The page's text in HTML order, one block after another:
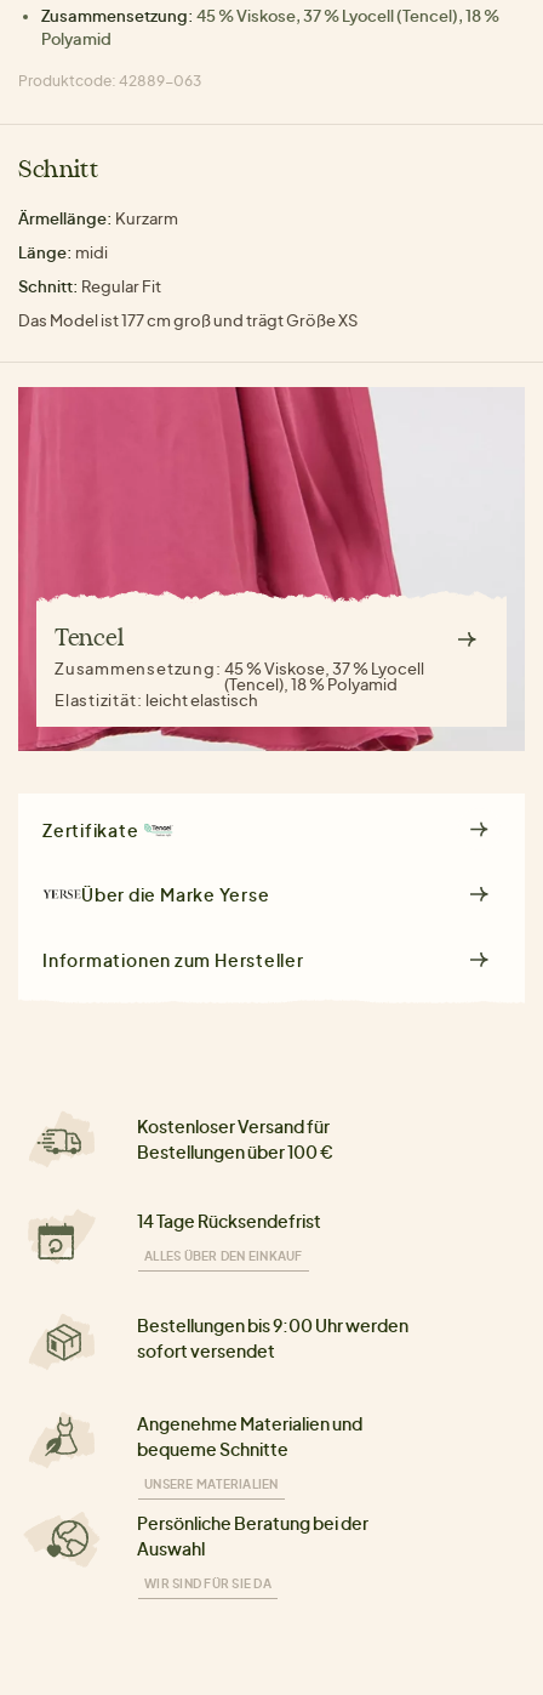
Zusammensetzung: 45 % Viskose, 37 % Lyocell (Tencel), 18 %
Polyamid
Produktcode: 42889-063
Schnitt
Ärmellänge: Kurzarm
Länge: midi
Schnitt: Regular Fit
Das Model ist 177 cm groß und trägt Größe XS
Tencel
Zusammensetzung:45 % Viskose, 37 % Lyocell
(Tencel), 18 % Polyamid
Elastizität: leicht elastisch
Zertifikate
Über die Marke Yerse
Informationen zum Hersteller
Kostenloser Versand für
Bestellungen über 100 €
14 Tage Rücksendefrist
ALLES ÜBER DEN EINKAUF
Bestellungen bis 9:00 Uhr werden
sofort versendet
Angenehme Materialien und
bequeme Schnitte
UNSERE MATERIALIEN
Persönliche Beratung bei der
Auswahl
WIR SIND FÜR SIE DA